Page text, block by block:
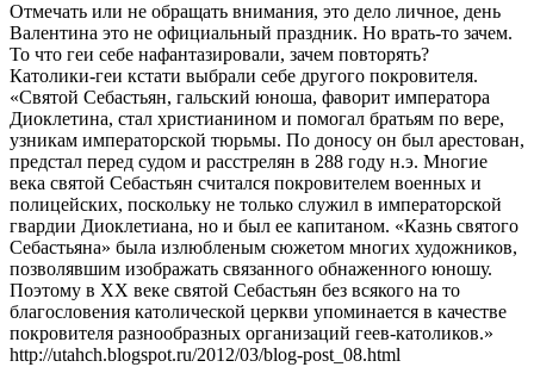
Отмечать или не обращать внимания, это дело личное, день
Валентина это не официальный праздник. Но врать-то зачем.
То что геи себе нафантазировали, зачем повторять?
Католики-геи кстати выбрали себе другого покровителя.
«Святой Себастьян, гальский юноша, фаворит императора
Диоклетина, стал христианином и помогал братьям по вере,
узникам императорской тюрьмы. По доносу он был арестован,
предстал перед судом и расстрелян в 288 году н.э. Многие
века святой Себастьян считался покровителем военных и
полицейских, поскольку не только служил в императорской
гвардии Диоклетиана, но и был ее капитаном. «Казнь святого
Себастьяна» была излюбленым сюжетом многих художников,
позволявшим изображать связанного обнаженного юношу.
Поэтому в ХХ веке святой Себастьян без всякого на то
благословения католической церкви упоминается в качестве
покровителя разнообразных организаций геев-католиков.»
http://utahch.blogspot.ru/2012/03/blog-post_08.html